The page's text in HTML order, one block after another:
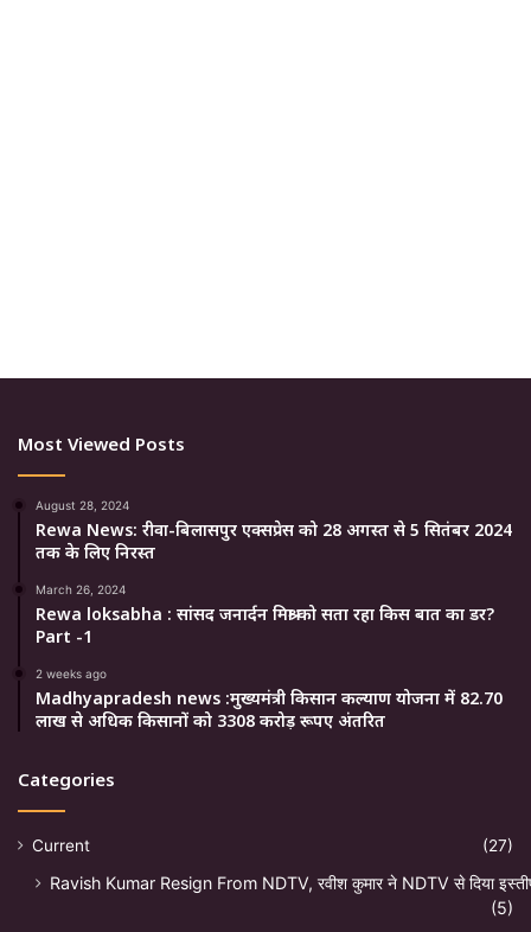
Most Viewed Posts
August 28, 2024
Rewa News: रीवा-बिलासपुर एक्सप्रेस को 28 अगस्त से 5 सितंबर 2024
तक के लिए निरस्त
March 26, 2024
Rewa loksabha : सांसद जनार्दन मिश्रा को सता रहा किस बात का डर?
Part -1
2 weeks ago
Madhyapradesh news :मुख्यमंत्री किसान कल्याण योजना में 82.70
लाख से अधिक किसानों को 3308 करोड़ रूपए अंतरित
Categories
Current (27)
Ravish Kumar Resign From NDTV, रवीश कुमार ने NDTV से दिया
(5)